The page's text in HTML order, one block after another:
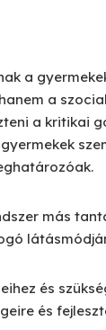
a
a
a kritikai
más
és
és